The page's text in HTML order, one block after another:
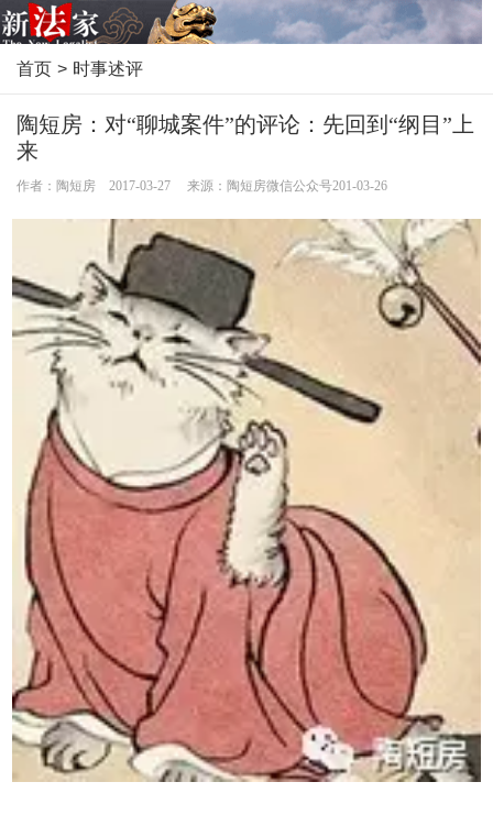
首页 > 时事述评
陶短房：对“聊城案件”的评论：先回到“纲目”上
来
作者：陶短房 2017-03-27 来源：陶短房微信公众号201-03-26